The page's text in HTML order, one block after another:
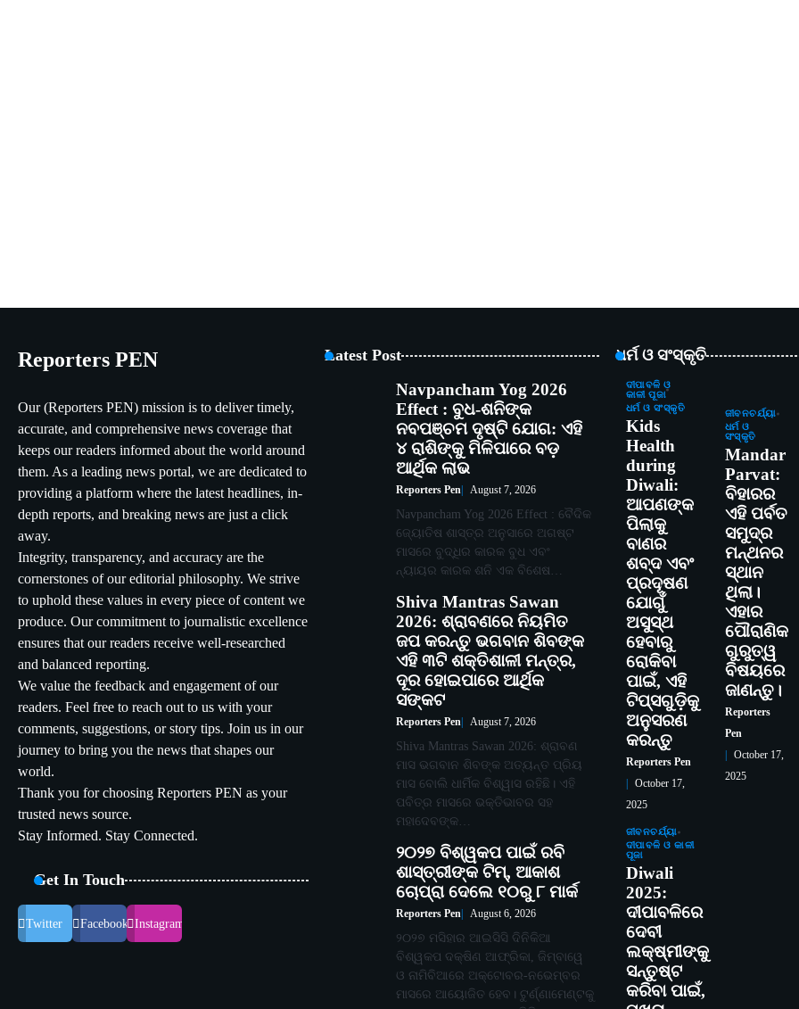
Reporters PEN
Our (Reporters PEN) mission is to deliver timely,
accurate, and comprehensive news coverage that
keeps our readers informed about the world around
them. As a leading news portal, we are dedicated to
providing a platform where the latest headlines, in-
depth reports, and breaking news are just a click
away.
Integrity, transparency, and accuracy are the
cornerstones of our editorial philosophy. We strive
to uphold these values in every piece of content we
produce. Our commitment to journalistic excellence
ensures that our readers receive well-researched
and balanced reporting.
We value the feedback and engagement of our
readers. Feel free to reach out to us with your
comments, suggestions, or story tips. Join us in our
journey to bring you the news that shapes our
world.
Thank you for choosing Reporters PEN as your
trusted news source.
Stay Informed. Stay Connected.
Get In Touch
Twitter Facebook Instagram
Latest Post
Navpancham Yog 2026
Effect : ବୁଧ-ଶନିଙ୍କ
ନବପଞ୍ଚମ ଦୃଷ୍ଟି ଯୋଗ: ଏହି
୪ ରାଶିଙ୍କୁ ମିଳିପାରେ ବଡ଼
ଆର୍ଥିକ ଲାଭ
Reporters Pen August 7, 2026
Navpancham Yog 2026 Effect : ବୈଦିକ
ଜ୍ୟୋତିଷ ଶାସ୍ତ୍ର ଅନୁସାରେ ଅଗଷ୍ଟ
ମାସରେ ବୁଦ୍ଧିର କାରକ ବୁଧ ଏବଂ
ନ୍ୟାୟର କାରକ ଶନି ଏକ ବିଶେଷ…
Shiva Mantras Sawan
2026: ଶ୍ରାବଣରେ ନିୟମିତ
ଜପ କରନ୍ତୁ ଭଗବାନ ଶିବଙ୍କ
ଏହି ୩ଟି ଶକ୍ତିଶାଳୀ ମନ୍ତ୍ର,
ଦୂର ହୋଇପାରେ ଆର୍ଥିକ
ସଙ୍କଟ
Reporters Pen August 7, 2026
Shiva Mantras Sawan 2026: ଶ୍ରାବଣ
ମାସ ଭଗବାନ ଶିବଙ୍କ ଅତ୍ୟନ୍ତ ପ୍ରିୟ
ମାସ ବୋଲି ଧାର୍ମିକ ବିଶ୍ୱାସ ରହିଛି। ଏହି
ପବିତ୍ର ମାସରେ ଭକ୍ତିଭାବର ସହ
ମହାଦେବଙ୍କ…
୨୦୨୭ ବିଶ୍ୱକପ ପାଇଁ ରବି
ଶାସ୍ତ୍ରୀଙ୍କ ଟିମ୍, ଆକାଶ
ଚୋପ୍ରା ଦେଲେ ୧୦ରୁ ୮ ମାର୍କ
Reporters Pen August 6, 2026
୨୦୨୭ ମସିହାର ଆଇସିସି ଦିନିକିଆ
ବିଶ୍ୱକପ ଦକ୍ଷିଣ ଆଫ୍ରିକା, ଜିମ୍ବାୱେ
ଓ ନାମିବିଆରେ ଅକ୍ଟୋବର-ନଭେମ୍ବର
ମାସରେ ଆୟୋଜିତ ହେବ। ଟୁର୍ଣ୍ଣାମେଣ୍ଟକୁ
ଧର୍ମ ଓ ସଂସ୍କୃତି
ଦୀପାବଳି ଓ
କାଳୀ ପୂଜା
ଧର୍ମ ଓ ସଂସ୍କୃତି
Kids
Health
during
Diwali:
ଆପଣଙ୍କ
ପିଲାକୁ
ବାଣର
ଶବ୍ଦ ଏବଂ
ପ୍ରଦୂଷଣ
ଯୋଗୁଁ
ଅସୁସ୍ଥ
ହେବାରୁ
ରୋକିବା
ପାଇଁ, ଏହି
ଟିପ୍ସଗୁଡ଼ିକୁ
ଅନୁସରଣ
କରନ୍ତୁ
Reporters Pen
October 17,
2025
ଜୀବନଚର୍ଯ୍ୟା
ଧର୍ମ ଓ
ସଂସ୍କୃତି
Mandar
Parvat:
ବିହାରର
ଏହି ପର୍ବତ
ସମୁଦ୍ର
ମନ୍ଥନର
ସ୍ଥାନ
ଥିଲା।
ଏହାର
ପୌରାଣିକ
ଗୁରୁତ୍ୱ
ବିଷୟରେ
ଜାଣନ୍ତୁ।
Reporters
Pen
October 17,
2025
ଜୀବନଚର୍ଯ୍ୟା
ଦୀପାବଳି ଓ କାଳୀ
ପୂଜା
Diwali
2025:
ଦୀପାବଳିରେ
ଦେବୀ
ଲକ୍ଷ୍ମୀଙ୍କୁ
ସନ୍ତୁଷ୍ଟ
କରିବା ପାଇଁ,